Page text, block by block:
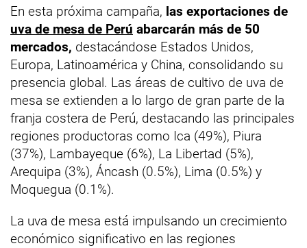
En esta próxima campaña, las exportaciones de
uva de mesa de Perú abarcarán más de 50
mercados, destacándose Estados Unidos,
Europa, Latinoamérica y China, consolidando su
presencia global. Las áreas de cultivo de uva de
mesa se extienden a lo largo de gran parte de la
franja costera de Perú, destacando las principales
regiones productoras como Ica (49%), Piura
(37%), Lambayeque (6%), La Libertad (5%),
Arequipa (3%), Áncash (0.5%), Lima (0.5%) y
Moquegua (0.1%).
La uva de mesa está impulsando un crecimiento
económico significativo en las regiones